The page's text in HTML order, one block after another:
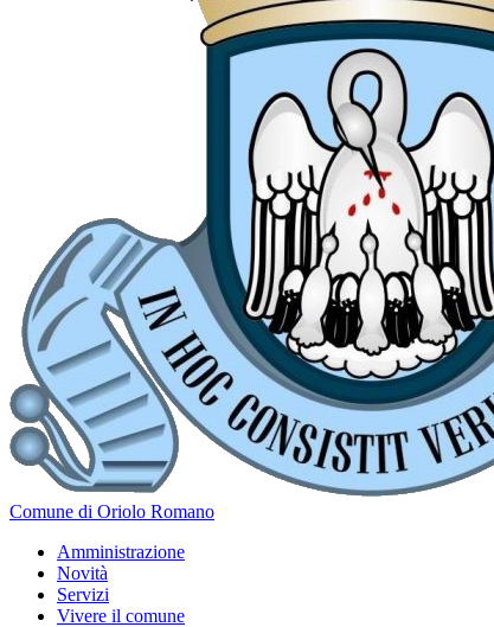
Comune di Oriolo Romano
Amministrazione
Novità
Servizi
Vivere il comune